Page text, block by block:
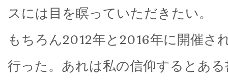
スには目を瞑っていただきたい。
もちろん2012年と2016年に開催さ
行った。あれは私の信仰するとあ